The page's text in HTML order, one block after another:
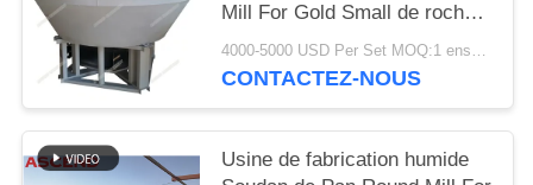
Mill For Gold Small de roche
humide d'échelle
4000-5000 USD Per Set MOQ:1 ensemble
CONTACTEZ-NOUS
Usine de fabrication humide